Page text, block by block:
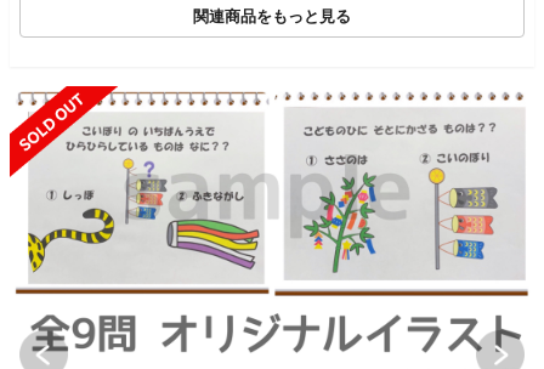
関連商品をもっと見る
SOLD OUT